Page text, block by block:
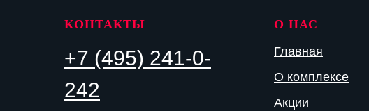
КОНТАКТЫ
+7 (495) 241-0-
242
О НАС
Главная
О комплексе
Акции